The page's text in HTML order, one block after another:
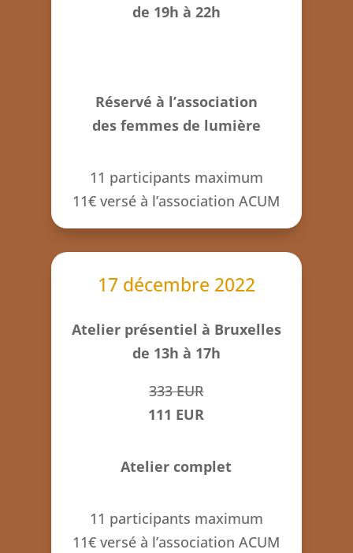
de 19h à 22h
Réservé à l’association
des femmes de lumière
11 participants maximum
11€ versé à l’association ACUM
17 décembre 2022
Atelier présentiel à Bruxelles
de 13h à 17h
333 EUR
111 EUR
Atelier complet
11 participants maximum
11€ versé à l’association ACUM